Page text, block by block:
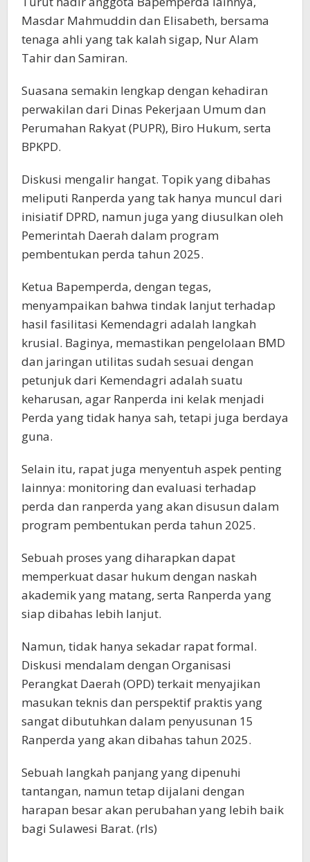
Masdar Mahmuddin dan Elisabeth, bersama
tenaga ahli yang tak kalah sigap, Nur Alam
Tahir dan Samiran.
Suasana semakin lengkap dengan kehadiran
perwakilan dari Dinas Pekerjaan Umum dan
Perumahan Rakyat (PUPR), Biro Hukum, serta
BPKPD.
Diskusi mengalir hangat. Topik yang dibahas
meliputi Ranperda yang tak hanya muncul dari
inisiatif DPRD, namun juga yang diusulkan oleh
Pemerintah Daerah dalam program
pembentukan perda tahun 2025.
Ketua Bapemperda, dengan tegas,
menyampaikan bahwa tindak lanjut terhadap
hasil fasilitasi Kemendagri adalah langkah
krusial. Baginya, memastikan pengelolaan BMD
dan jaringan utilitas sudah sesuai dengan
petunjuk dari Kemendagri adalah suatu
keharusan, agar Ranperda ini kelak menjadi
Perda yang tidak hanya sah, tetapi juga berdaya
guna.
Selain itu, rapat juga menyentuh aspek penting
lainnya: monitoring dan evaluasi terhadap
perda dan ranperda yang akan disusun dalam
program pembentukan perda tahun 2025.
Sebuah proses yang diharapkan dapat
memperkuat dasar hukum dengan naskah
akademik yang matang, serta Ranperda yang
siap dibahas lebih lanjut.
Namun, tidak hanya sekadar rapat formal.
Diskusi mendalam dengan Organisasi
Perangkat Daerah (OPD) terkait menyajikan
masukan teknis dan perspektif praktis yang
sangat dibutuhkan dalam penyusunan 15
Ranperda yang akan dibahas tahun 2025.
Sebuah langkah panjang yang dipenuhi
tantangan, namun tetap dijalani dengan
harapan besar akan perubahan yang lebih baik
bagi Sulawesi Barat. (rls)